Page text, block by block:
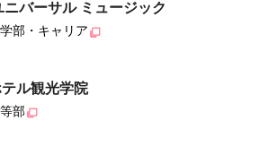
バーサル ミュージック
部・キャリア
ル観光学院
部